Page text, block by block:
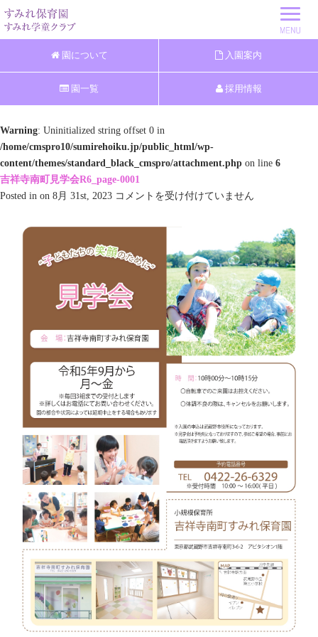
園について 入園案内
園一覧 採用情報
Warning: Uninitialized string offset 0 in
/home/cmspro10/sumirehoiku.jp/public_html/wp-
content/themes/standard_black_cmspro/attachment.php on line 6
吉祥寺南町見学会R6_page-0001
Posted in on 8月 31st, 2023 吉
寺
南
町
学
会
0001
コメントを受け付けていません